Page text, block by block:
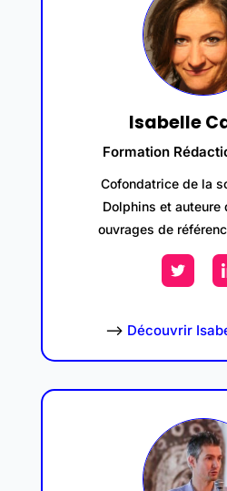
Isabelle
Formation
Cofondatrice de la
Dolphins et auteure
ouvrages de
–> Découvrir